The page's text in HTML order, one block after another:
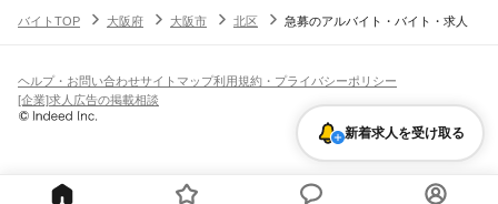
大阪府すべて
生野区旭区城東区阿倍野区 住吉区東住吉区西成区淀川区 鶴見区
平野区北区中央区
八尾市
富田林市寝屋川市 松原市 箕面市
駅を追加・変更
島本駅 高槻駅摂津富田駅 JR総持寺駅茨木駅 千里丘駅 岸辺駅吹田駅
新大阪駅大阪駅
JR神戸線(大阪～神戸)
河内堅上駅
柏原駅志紀駅 久宝寺駅加美駅
東部市場前駅
飲食・フードサービス
飲食・フードサービス
ホールスタッフ
皿洗い・洗い場精肉・鮮魚加工
バー（BAR）・バーテンダー
飲食店（店長・マネージャー）
営業・販売
特徴を追加・変更
人気
髪型・髪色自由ひげOKネイルOK
留学生・外国人活躍中
短期
単発・1日OK 期間限定（春夏冬休み等）
契約社員
大阪府 大阪市 浪速区 急募です大阪府 大阪市 北区 即日採用
バイトTOP 大阪府 大阪市 北区 急募のアルバイト・バイト・求人
新着求人を受け取る
ヘルプ・お問い合わせサイトマップ利用規約・プライバシーポリシー
[企業]求人広告の掲載相談